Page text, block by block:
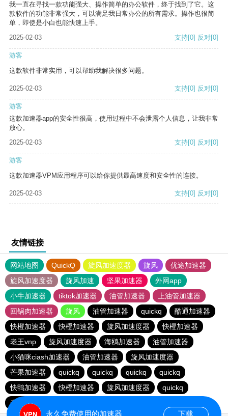
我一直在寻找一款功能强大、操作简单的办公软件，终于找到了它。这
款软件的功能非常强大，可以满足我日常办公的所有需求。操作也很简
单，即使是小白也能快速上手。
2025-02-03
支持[0] 反对[0]
游客
这款软件非常实用，可以帮助我解决很多问题。
2025-02-03 支持[0] 反对[0]
游客
这款加速器app的安全性很高，使用过程中不会泄露个人信息，让我非常
放心。
2025-02-03
支持[0] 反对[0]
游客
这款加速器VPM应用程序可以给你提供最高速度和安全性的连接。
2025-02-03 支持[0] 反对[0]
友情链接
网站地图 QuickQ 旋风加速度器 旋风
优途加速器
旋风加速度器
旋风加速 坚果加速器
外网app
小牛加速器
tiktok加速器 油管加速器
上油管加速器
回锅肉加速器
旋风 油管加速器 quickq
酷通加速器
快橙加速器
快橙加速器 旋风加速度器
快橙加速器
老王vnp
旋风加速度器 海鸥加速器
油管加速器
小猫咪ciash加速器
油管加速器
旋风加速度器
芒果加速器
quickq quickq quickq
quickq
快鸭加速器
快橙加速器 旋风加速度器
quickq
老王vnp
永久免费使用的加速器 下载